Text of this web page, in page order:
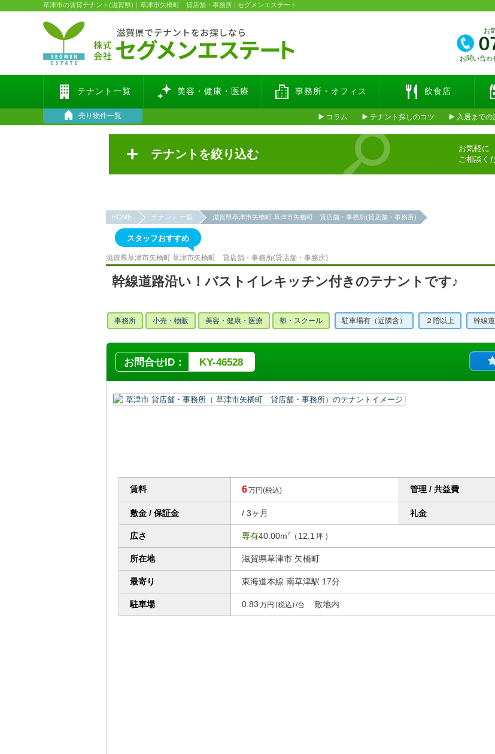
草津市の賃貸テナント(滋賀県)｜草津市矢橋町 貸店舗・事務所 | セグメンエステート
お
お問い合わ
テナント一覧 美容・健康・医療 事務所・オフィス 飲食店
売り物件一覧 コラム テナント探しのコツ 入居までの
テナントを絞り込む
お気軽に
ご相談く
HOME テナント 一覧 滋賀県草津市矢橋町 草津市矢橋町 貸店舗・事務所(貸店舗・事務所)
スタッフおすすめ
滋賀県草津市矢橋町 草津市矢橋町 貸店舗・事務所(貸店舗・事務所)
幹線道路沿い！バストイレキッチン付きのテナントです♪
事務所 小売・物販 美容・健康・医療 塾・スクール 駐車場有（近隣含） ２階以上 幹線
お問合せID： KY-46528
賃料 6万円(税込) 管理 / 共益費
敷金 / 保証金 / 3ヶ月 礼金
広さ 専有40.00m2 （12.1 坪 ）
所在地 滋賀県草津市 矢橋町
最寄り 東海道本線 南草津駅 17分
駐車場 0.83 万円 (税込)/台 敷地内